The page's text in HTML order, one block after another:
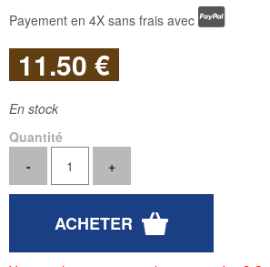
Payement en 4X sans frais avec
11.50 €
En stock
Quantité